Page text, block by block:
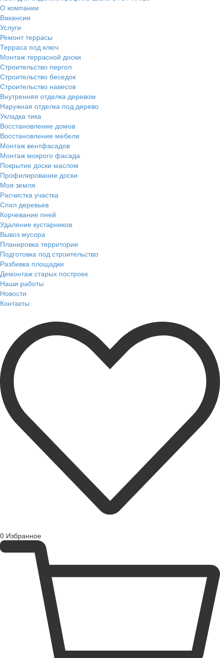
О компании
Вакансии
Услуги
Ремонт террасы
Терраса под ключ
Монтаж террасной доски
Строительство пергол
Строительство беседок
Строительство навесов
Внутренняя отделка деревом
Наружная отделка под дерево
Укладка тика
Восстановление домов
Восстановление мебели
Монтаж вентфасадов
Монтаж мокрого фасада
Покрытие доски маслом
Профилирование доски
Моя земля
Расчистка участка
Спил деревьев
Корчевание пней
Удаление кустарников
Вывоз мусора
Планировка территории
Подготовка под строительство
Разбивка площадки
Демонтаж старых построек
Наши работы
Новости
Контакты
0 Избранное